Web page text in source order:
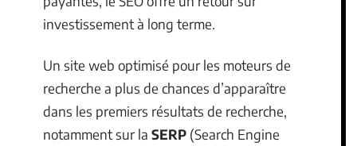
investissement à long terme.
Un site web optimisé pour les moteurs de
recherche a plus de chances d’apparaître
dans les premiers résultats de recherche,
notamment sur la SERP (Search Engine